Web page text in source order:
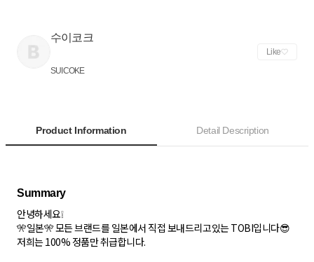
수이코크
SUICOKE
Like
Product Information Detail Description
Summary
안녕하세요❕
🎌일본🎌 모든 브랜드를 일본에서 직접 보내드리고있는 TOBI입니다😎
저희는 100% 정품만 취급합니다.